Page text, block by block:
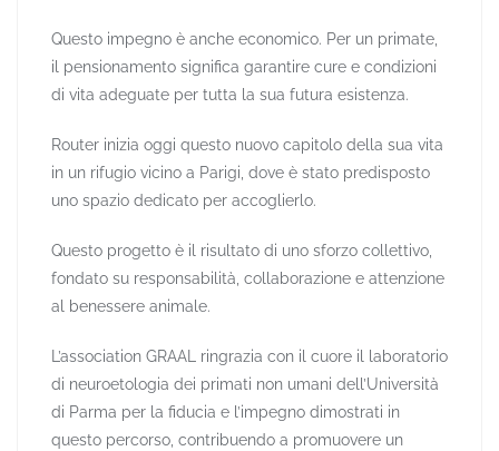
Questo impegno è anche economico. Per un primate,
il pensionamento significa garantire cure e condizioni
di vita adeguate per tutta la sua futura esistenza.
Router inizia oggi questo nuovo capitolo della sua vita
in un rifugio vicino a Parigi, dove è stato predisposto
uno spazio dedicato per accoglierlo.
Questo progetto è il risultato di uno sforzo collettivo,
fondato su responsabilità, collaborazione e attenzione
al benessere animale.
L’association GRAAL ringrazia con il cuore il laboratorio
di neuroetologia dei primati non umani dell’Università
di Parma per la fiducia e l’impegno dimostrati in
questo percorso, contribuendo a promuovere un